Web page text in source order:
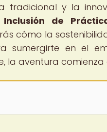
tradicional y la
Inclusión de
cómo la
sumergirte en el
la aventura